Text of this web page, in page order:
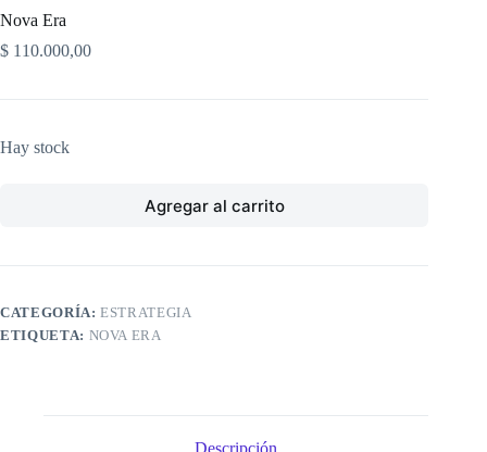
Nova Era
$ 110.000,00
Hay stock
Agregar al carrito
CATEGORÍA:ESTRATEGIA
ETIQUETA: NOVA ERA
Descripción